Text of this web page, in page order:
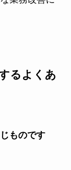
るよくあ
ものです